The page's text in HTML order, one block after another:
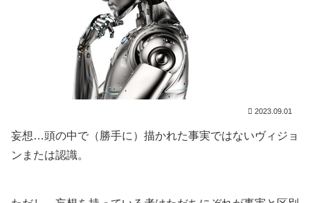
2023.09.01
妄想…頭の中で（勝手に）描かれた事実ではないヴィジョ
ンまたは認識。